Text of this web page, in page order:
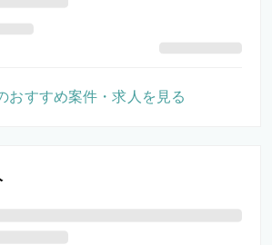
おすすめ案件・求人を見る